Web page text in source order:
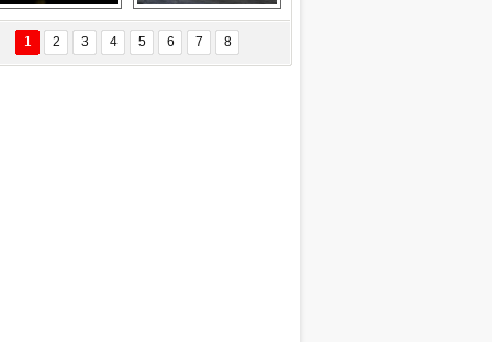
ÖZYANIK
Değişti?
Delta uçağına
yıldırım çarptı
Ford Focus RS
(2015)
1 2 3 4 5 6 7 8